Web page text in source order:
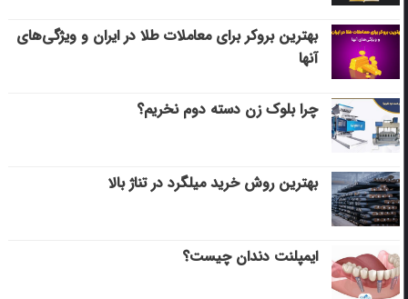
بهترین بروکر برای معاملات طلا در ایران و ویژگی‌های
آنها
چرا بلوک زن دسته دوم نخریم؟
بهترین روش خرید میلگرد در تناژ بالا
ایمپلنت دندان چیست؟